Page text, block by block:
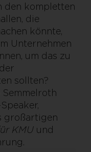
den kompletten
die
könnte,
Unternehmen
um das zu
sollten?
großartigen
KMU und